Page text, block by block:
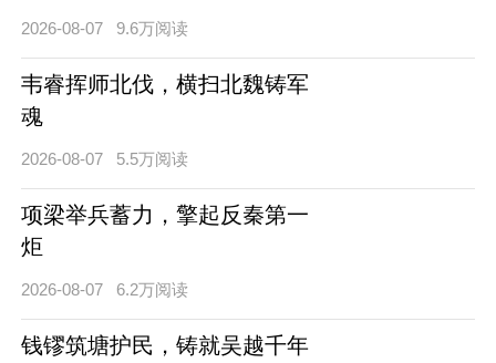
2026-08-07 9.6万阅读
韦睿挥师北伐，横扫北魏铸军
魂
2026-08-07 5.5万阅读
项梁举兵蓄力，擎起反秦第一
炬
2026-08-07 6.2万阅读
钱镠筑塘护民，铸就吴越千年